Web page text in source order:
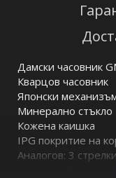
Дамски часовник
Кварцов часовник
Японски
Минерално стъкло
Кожена каишка
IPG покритие на
Аналогов: 3
Водоустойчив